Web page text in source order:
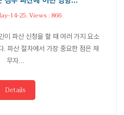
14-25. Views : 866
이 파산 신청을 할 때 여러 가지 요소
. 파산 절차에서 가장 중요한 점은 채
무자…
Details